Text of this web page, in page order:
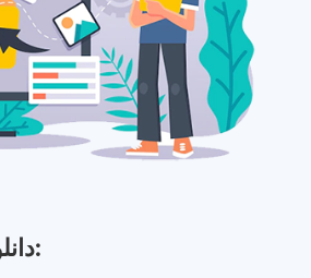
دانلود مجموعه کامل: